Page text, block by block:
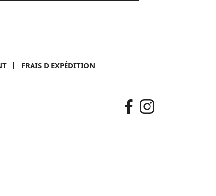
FRAIS D'EXPÉDITION